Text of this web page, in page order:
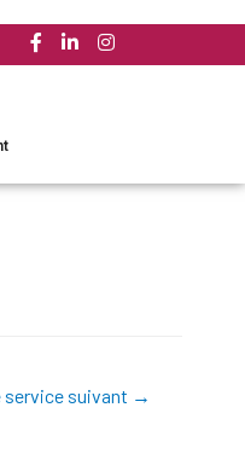
service suivant →